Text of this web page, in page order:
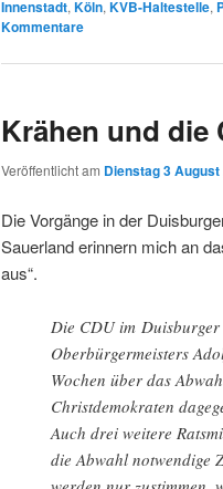
Innenstadt, Köln, KVB-Haltestelle,
Kommentare
Krähen und die
Veröffentlicht am Dienstag 3 August
Die Vorgänge in der
Sauerland erinnern mich an
aus“.
Die CDU im Duisburger
Oberbürgermeisters
Wochen über das
Christdemokraten
Auch drei weitere
die Abwahl notwendige